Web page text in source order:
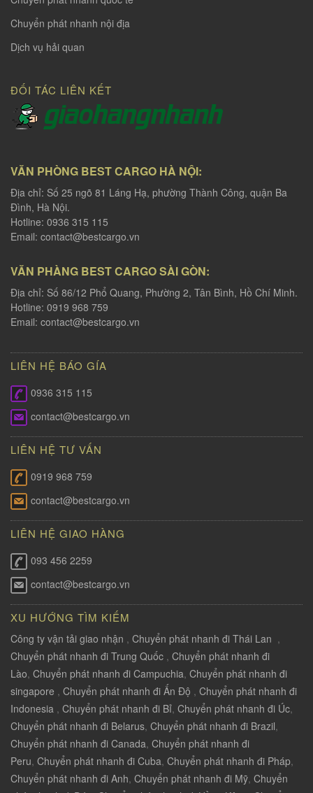
Chuyển phát nhanh nội địa
Dịch vụ hải quan
ĐỐI TÁC LIÊN KẾT
VĂN PHÒNG BEST CARGO HÀ NỘI:
Địa chỉ: Số 25 ngõ 81 Láng Hạ, phường Thành Công, quận Ba
Đình, Hà Nội.
Hotline: 0936 315 115
Email: contact@bestcargo.vn
VĂN PHÀNG BEST CARGO SÀI GÒN:
Địa chỉ: Số 86/12 Phổ Quang, Phường 2, Tân Bình, Hồ Chí Minh.
Hotline: 0919 968 759
Email: contact@bestcargo.vn
LIÊN HỆ BÁO GÍA
0936 315 115
contact@bestcargo.vn
LIÊN HỆ TƯ VẤN
0919 968 759
contact@bestcargo.vn
LIÊN HỆ GIAO HÀNG
093 456 2259
contact@bestcargo.vn
XU HƯỚNG TÌM KIẾM
Công ty vận tải giao nhận , Chuyển phát nhanh đi Thái Lan ,
Chuyển phát nhanh đi Trung Quốc , Chuyển phát nhanh đi
Lào, Chuyển phát nhanh đi Campuchia, Chuyển phát nhanh đi
singapore , Chuyển phát nhanh đi Ấn Độ , Chuyển phát nhanh đi
Indonesia , Chuyển phát nhanh đi Bỉ, Chuyển phát nhanh đi Úc,
Chuyển phát nhanh đi Belarus, Chuyển phát nhanh đi Brazil,
Chuyển phát nhanh đi Canada, Chuyển phát nhanh đi
Peru, Chuyển phát nhanh đi Cuba, Chuyển phát nhanh đi Pháp,
Chuyển phát nhanh đi Anh, Chuyển phát nhanh đi Mỹ, Chuyển